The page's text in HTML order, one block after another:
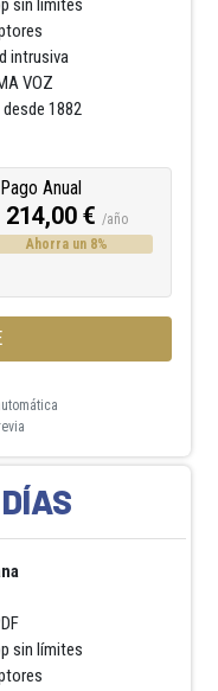
sin límites
intrusiva
VOZ
1882
Pago Anual
214,00 € /año
Ahorra un 8%
sin límites